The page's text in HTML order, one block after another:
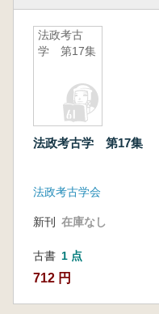
法政考古
学 第17集
法政考古学 第17集
法政考古学会
新刊 在庫なし
古書 1 点
712 円